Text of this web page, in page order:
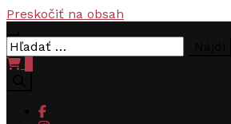
Preskočiť na obsah
Hľadať: